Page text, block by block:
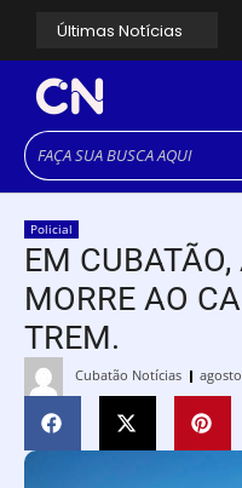
Últimas Notícias
Policial
EM
MORRE AO
TREM.
Cubatão Notícias